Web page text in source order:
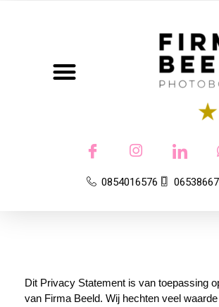
0854016576
Dit Privacy Statement is van toepassing
van Firma Beeld. Wij hechten veel